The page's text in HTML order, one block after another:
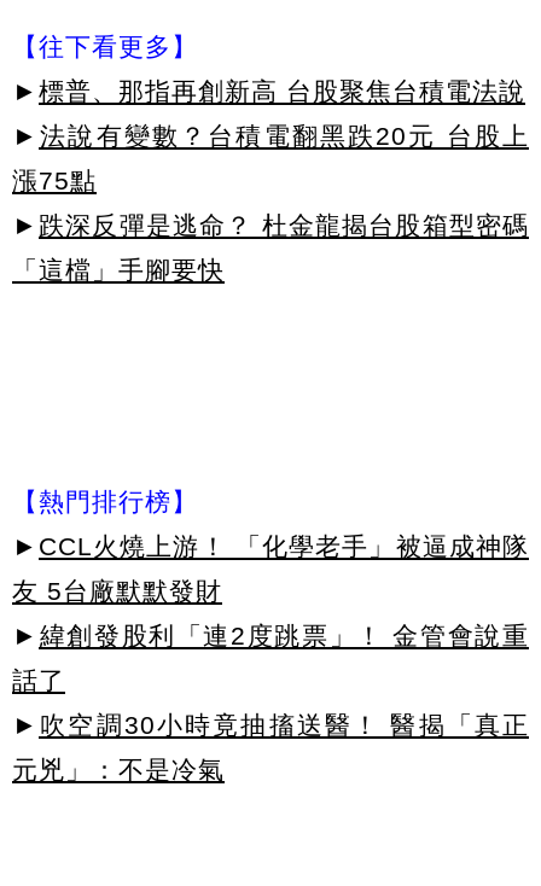
【往下看更多】
► 標普、那指再創新高 台股聚焦台積電法說
► 法說有變數？台積電翻黑跌20元 台股上
漲75點
► 跌深反彈是逃命？ 杜金龍揭台股箱型密碼
「這檔」手腳要快
【熱門排行榜】
► CCL火燒上游！ 「化學老手」被逼成神隊
友 5台廠默默發財
► 緯創發股利「連2度跳票」！ 金管會說重
話了
► 吹空調30小時竟抽搐送醫！ 醫揭「真正
元兇」：不是冷氣